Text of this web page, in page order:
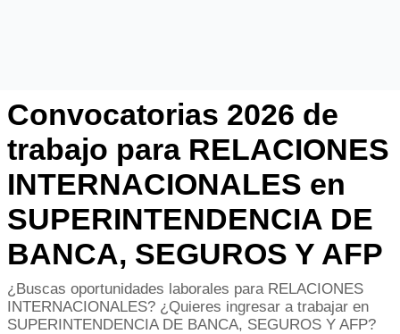
Convocatorias 2026 de
trabajo para RELACIONES
INTERNACIONALES en
SUPERINTENDENCIA DE
BANCA, SEGUROS Y AFP
¿Buscas oportunidades laborales para RELACIONES
INTERNACIONALES? ¿Quieres ingresar a trabajar en
SUPERINTENDENCIA DE BANCA, SEGUROS Y AFP?